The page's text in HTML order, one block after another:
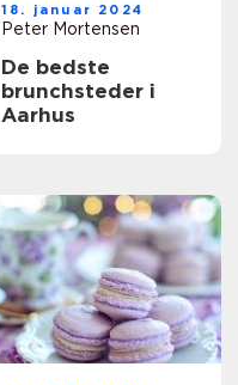
18. januar 2024
Peter Mortensen
De bedste
brunchsteder i
Aarhus